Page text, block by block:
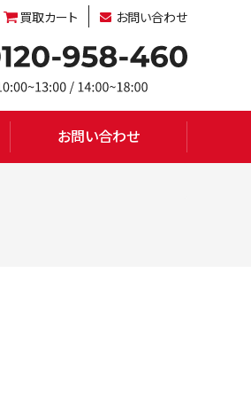
買取カート お問い合わせ
お問い合わせ